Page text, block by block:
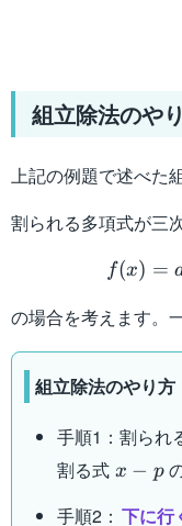
組立除法のや
上記の例題で述べた
割られる多項式が三
f(x) =
の場合を考えます。
組立除法のやり方
手順1：割られ
割る式 x-
x − p
手順2： 下に行